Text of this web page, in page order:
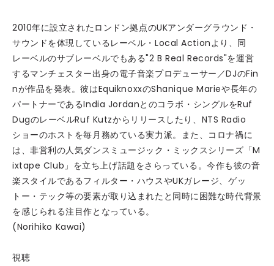
2010年に設立されたロンドン拠点のUKアンダーグラウンド・
サウンドを体現しているレーベル・Local Actionより、同
レーベルのサブレーベルでもある"2 B Real Records"を運営
するマンチェスター出身の電子音楽プロデューサー／DJのFin
nが作品を発表。彼はEquiknoxxのShanique Marieや長年の
パートナーであるIndia Jordanとのコラボ・シングルをRuf
DugのレーベルRuf Kutzからリリースしたり、NTS Radio
ショーのホストを毎月務めている実力派。また、コロナ禍に
は、非営利の人気ダンスミュージック・ミックスシリーズ「M
ixtape Club」を立ち上げ話題をさらっている。今作も彼の音
楽スタイルであるフィルター・ハウスやUKガレージ、ゲッ
トー・テック等の要素が取り込まれたと同時に困難な時代背景
を感じられる注目作となっている。
(Norihiko Kawai)
視聴